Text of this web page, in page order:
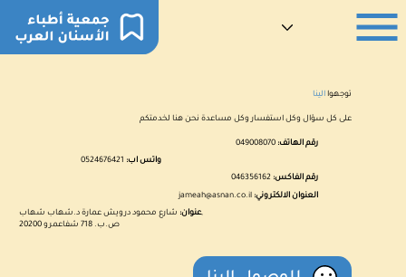
توجهواالينا
على كل سؤال وكل استفسار وكل مساعدة نحن هنا لخدمتكم
رقم الهاتف: 049008070
واتس اب:
رقم الفاكس:
العنوان الالكتروني:
عنوان:شارع محمود درويش عمارة د.شهاب شهاب,
ص.ب. 718 شفاعمرو 20200